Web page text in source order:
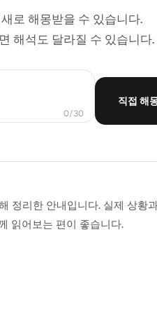
로 해몽받을 수 있습니다.
해석도 달라질 수 있습니다.
0/30
직접 해
정리한 안내입니다. 실제 상황
읽어보는 편이 좋습니다.